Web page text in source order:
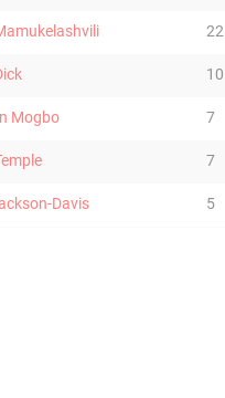
22
10
Mogbo 7
7
Davis 5